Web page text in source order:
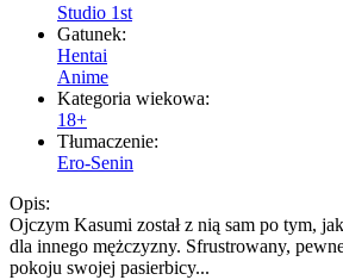
Studio 1st
Gatunek:
Hentai
Anime
Kategoria wiekowa:
18+
Tłumaczenie:
Ero-Senin
Opis:
Ojczym Kasumi został z nią sam po tym,
dla innego mężczyzny. Sfrustrowany,
pokoju swojej pasierbicy...